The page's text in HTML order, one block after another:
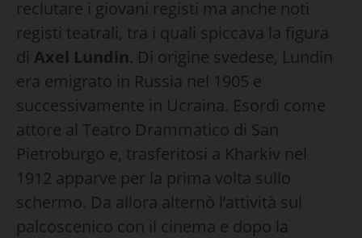
reclutare i giovani registi ma anche noti
registi teatrali, tra i quali spiccava la figura
di Axel Lundin. Di origine svedese, Lundin
era emigrato in Russia nel 1905 e
successivamente in Ucraina. Esordì come
attore al Teatro Drammatico di San
Pietroburgo e, trasferitosi a Kharkiv nel
1912 apparve per la prima volta sullo
schermo. Da allora alternò l’attività sul
palcoscenico con il cinema e dopo la